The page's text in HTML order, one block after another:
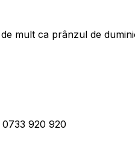
mult ca prânzul de
920 920